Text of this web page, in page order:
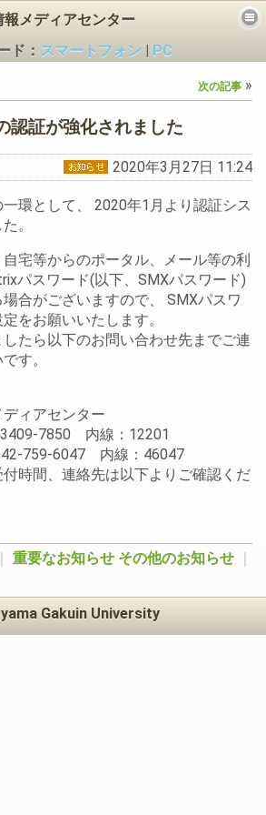
報メディアセンター
ド： スマートフォン
PC
次の記事 »
認証が強化されました
2020年3月27日 11:24
環として、 2020年1月より認証シス
。
宅等からのポータル、メール等の利
パスワード(以下、SMXパスワード)
合がございますので、 SMXパスワ
をお願いいたします。
たら以下のお問い合わせ先までご連
す。
ィアセンター
7850 内線：12201
759-6047 内線：46047
時間、連絡先は以下よりご確認くだ
重要なお知らせ その他のお知らせ
Gakuin University